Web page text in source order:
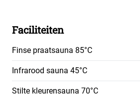
Faciliteiten
Finse praatsauna 85°C
Infrarood sauna 45°C
Stilte kleurensauna 70°C